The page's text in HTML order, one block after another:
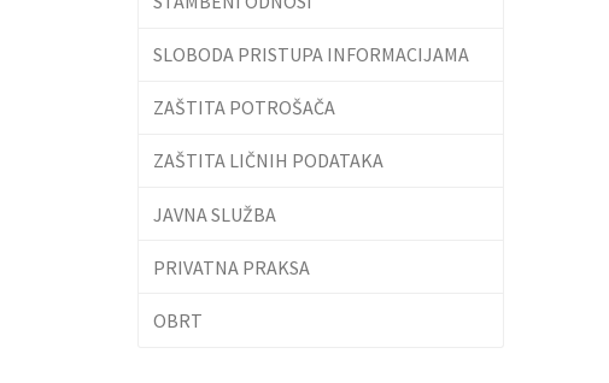
SLOBODA PRISTUPA INFORMACIJAMA
ZAŠTITA POTROŠAČA
ZAŠTITA LIČNIH PODATAKA
JAVNA SLUŽBA
PRIVATNA PRAKSA
OBRT